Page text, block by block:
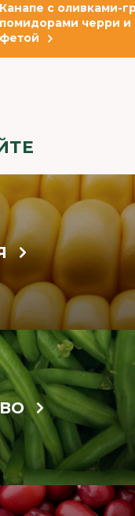
Канапе с оливками-
помидорами черри и
фетой